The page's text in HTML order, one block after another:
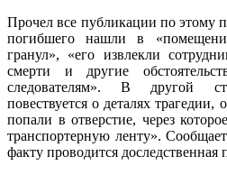
Прочел все публикации по этому
погибшего нашли в
гранул», «его извлекли
смерти и другие
следователям». В другой
повествуется о деталях
попали в отверстие, через
транспортерную ленту».
факту проводится доследственная